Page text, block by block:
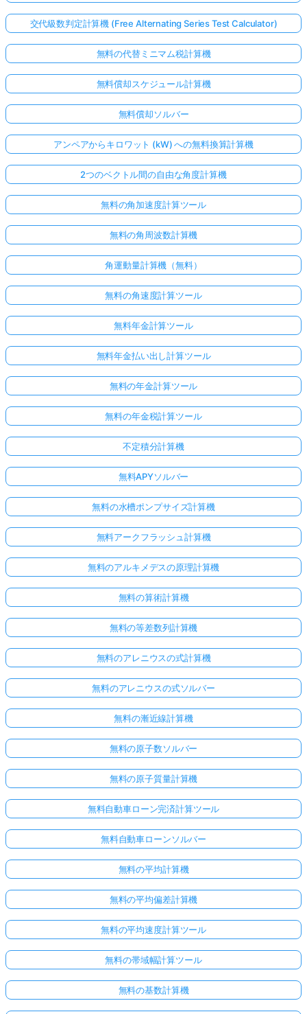
交代級数判定計算機 (Free Alternating Series Test Calculator)
無料の代替ミニマム税計算機
無料償却スケジュール計算機
無料償却ソルバー
アンペアからキロワット (kW) への無料換算計算機
2つのベクトル間の自由な角度計算機
無料の角加速度計算ツール
無料の角周波数計算機
角運動量計算機（無料）
無料の角速度計算ツール
無料年金計算ツール
無料年金払い出し計算ツール
無料の年金計算ツール
無料の年金税計算ツール
不定積分計算機
無料APYソルバー
無料の水槽ポンプサイズ計算機
無料アークフラッシュ計算機
無料のアルキメデスの原理計算機
無料の算術計算機
無料の等差数列計算機
無料のアレニウスの式計算機
無料のアレニウスの式ソルバー
無料の漸近線計算機
無料の原子数ソルバー
無料の原子質量計算機
無料自動車ローン完済計算ツール
無料自動車ローンソルバー
無料の平均計算機
無料の平均偏差計算機
無料の平均速度計算ツール
無料の帯域幅計算ツール
無料の基数計算機